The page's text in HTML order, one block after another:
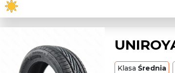
Klasa Średnia